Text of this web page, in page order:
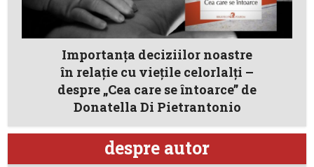
Importanţa deciziilor noastre
în relaţie cu vieţile celorlalţi –
despre „Cea care se întoarce” de
Donatella Di Pietrantonio
despre autor